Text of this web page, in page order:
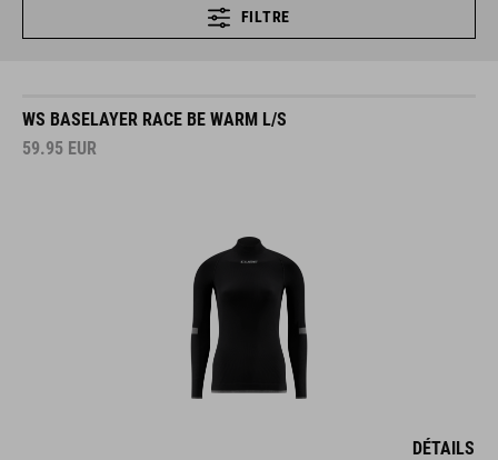
FILTRE
WS BASELAYER RACE BE WARM L/S
59.95 EUR
DÉTAILS